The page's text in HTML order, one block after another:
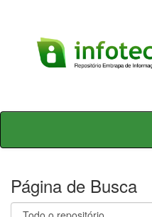
Skip
Página de Busca